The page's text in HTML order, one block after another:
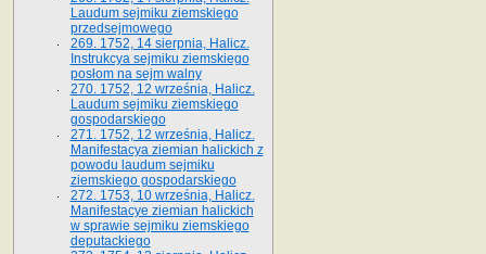
Laudum sejmiku ziemskiego
przedsejmowego
269. 1752, 14 sierpnia, Halicz.
Instrukcya sejmiku ziemskiego
posłom na sejm walny
270. 1752, 12 września, Halicz.
Laudum sejmiku ziemskiego
gospodarskiego
271. 1752, 12 września, Halicz.
Manifestacya ziemian halickich z
powodu laudum sejmiku
ziemskiego gospodarskiego
272. 1753, 10 września, Halicz.
Manifestacye ziemian halickich
w sprawie sejmiku ziemskiego
deputackiego